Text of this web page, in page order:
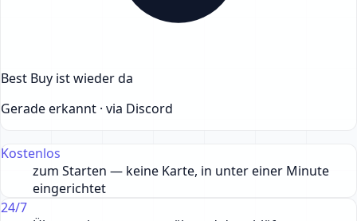
Best Buy ist wieder da
Gerade erkannt · via Discord
Kostenlos
zum Starten — keine Karte, in unter einer Minute
eingerichtet
24/7